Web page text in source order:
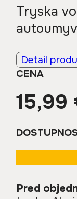
Tryska
Detail
CENA
15,99
Pred